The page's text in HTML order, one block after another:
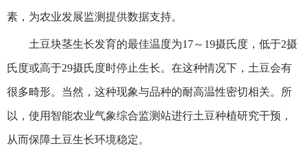
素，为农业发展监测提供数据支持。
土豆块茎生长发育的最佳温度为17～19摄氏度，低于2摄
氏度或高于29摄氏度时停止生长。在这种情况下，土豆会有
很多畸形。当然，这种现象与品种的耐高温性密切相关。所
以，使用智能农业气象综合监测站进行土豆种植研究干预，
从而保障土豆生长环境稳定。